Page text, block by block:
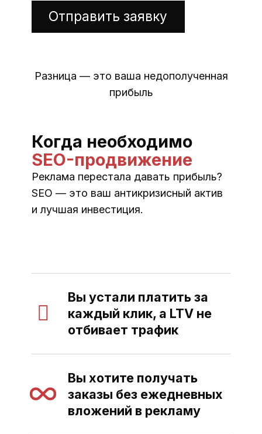
Отправить заявку
Разница — это ваша недополученная
прибыль
Когда необходимо
SEO-продвижение
Реклама перестала давать прибыль?
SEO — это ваш антикризисный актив
и лучшая инвестиция.
Вы устали платить за
каждый клик, а LTV не
отбивает трафик
Вы хотите получать
заказы без ежедневных
вложений в рекламу